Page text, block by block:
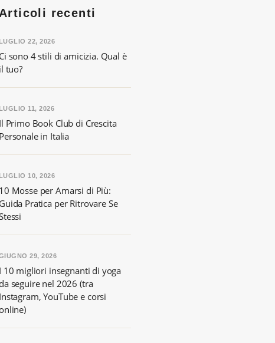
Articoli recenti
Ci sono 4 stili di amicizia. Qual è
il tuo?
22, 2026
Il Primo Book Club di Crescita
Personale in Italia
11, 2026
10 Mosse per Amarsi di Più:
Guida Pratica per Ritrovare Se
10, 2026
I 10 migliori insegnanti di yoga
da seguire nel 2026 (tra
Instagram, YouTube e corsi
29, 2026